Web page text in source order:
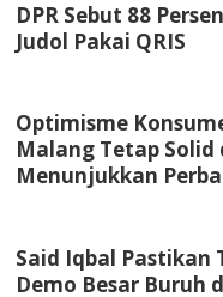
DPR Sebut 88
Judol Pakai QRIS
Optimisme
Malang Tetap Solid
Menunjukkan
Said Iqbal Pastikan
Demo Besar Buruh